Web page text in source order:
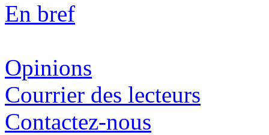
En bref
Opinions
Courrier des lecteurs
Contactez-nous